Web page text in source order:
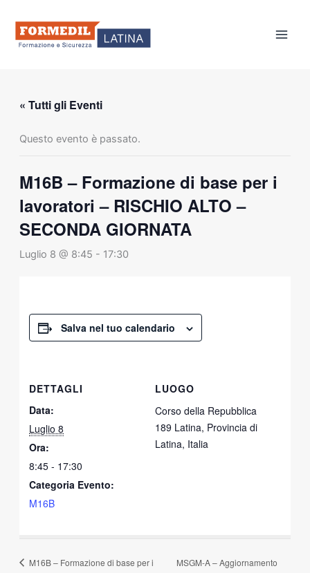
contenuto
« Tutti gli Eventi
Questo evento è passato.
M16B – Formazione di base per i
lavoratori – RISCHIO ALTO –
SECONDA GIORNATA
Luglio 8 @ 8:45 - 17:30
Salva nel tuo calendario
DETTAGLI
Data:
Luglio 8
Ora:
8:45 - 17:30
Categoria Evento:
M16B
LUOGO
Corso della Repubblica
189 Latina, Provincia di
Latina, Italia
M16B – Formazione di base per i
MSGM-A – Aggiornamento